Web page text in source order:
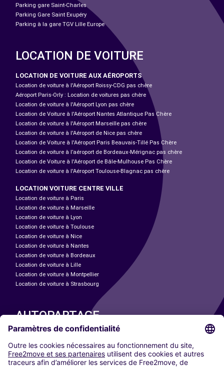
Parking gare Saint-Charles
Parking Gare Saint Exupéry
Parking à la gare TGV Lille Europe
LOCATION DE VOITURE
LOCATION DE VOITURE AUX AÉROPORTS
Location de voiture à l'Aéroport Roissy-CDG pas chère
Aéroport Paris-Orly : Location de voitures pas chère
Location de voiture à l'Aéroport Lyon pas chère
Location de Voiture à l'Aéroport Nantes Atlantique Pas Chère
Location de voiture à l'Aéroport Marseille pas chère
Location de voiture à l'Aéroport de Nice pas chère
Location de Voiture à l'Aéroport Paris Beauvais-Tillé Pas Chère
Location de voiture à l’aéroport de Bordeaux-Mérignac pas chère
Location de Voiture à l'Aéroport de Bâle-Mulhouse Pas Chère
Location de voiture à l'Aéroport Toulouse-Blagnac pas chère
LOCATION VOITURE CENTRE VILLE
Location de voiture à Paris
Location de voiture à Marseille
Location de voiture à Lyon
Location de voiture à Toulouse
Location de voiture à Nice
Location de voiture à Nantes
Location de voiture à Bordeaux
Location de voiture à Lille
Location de voiture à Montpellier
Location de voiture à Strasbourg
AUTOPARTAGE
Paris
Madrid
Washington DC